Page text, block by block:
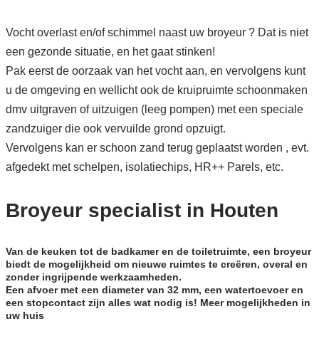
Vocht overlast en/of schimmel naast uw broyeur ? Dat is niet
een gezonde situatie, en het gaat stinken!
Pak eerst de oorzaak van het vocht aan, en vervolgens kunt
u de omgeving en wellicht ook de kruipruimte schoonmaken
dmv uitgraven of uitzuigen (leeg pompen) met een speciale
zandzuiger die ook vervuilde grond opzuigt.
Vervolgens kan er schoon zand terug geplaatst worden , evt.
afgedekt met schelpen, isolatiechips, HR++ Parels, etc.
Broyeur specialist in Houten
Van de keuken tot de badkamer en de toiletruimte, een broyeur
biedt de mogelijkheid om nieuwe ruimtes te creëren, overal en
zonder ingrijpende werkzaamheden.
Een afvoer met een diameter van 32 mm, een watertoevoer en
een stopcontact zijn alles wat nodig is! Meer mogelijkheden in
uw huis